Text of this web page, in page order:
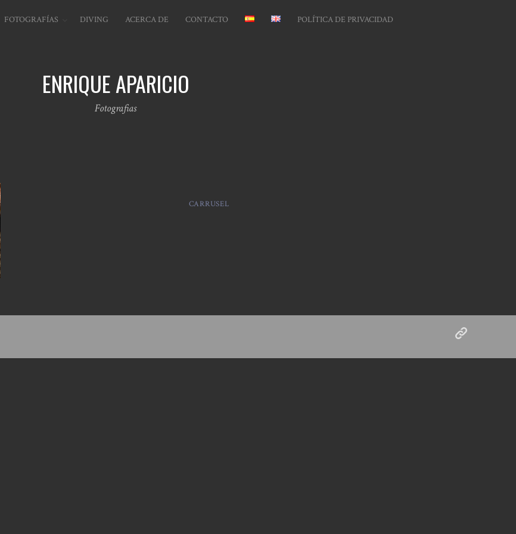
FOTOGRAFÍAS DIVING ACERCA DE CONTACTO POLÍTICA DE PRIVACIDAD
ENRIQUE APARICIO
Fotografias
CARRUSEL